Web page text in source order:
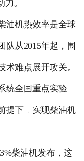
。
机热效率是全球
队从2015年起，围
难点展开攻关。
统全国重点实验
提下，实现柴油机
柴油机发布，这